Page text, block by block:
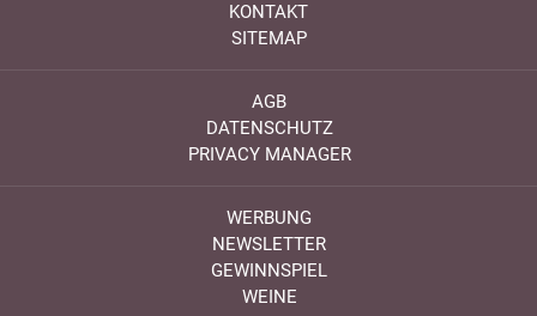
KONTAKT
SITEMAP
AGB
DATENSCHUTZ
PRIVACY MANAGER
WERBUNG
NEWSLETTER
GEWINNSPIEL
WEINE